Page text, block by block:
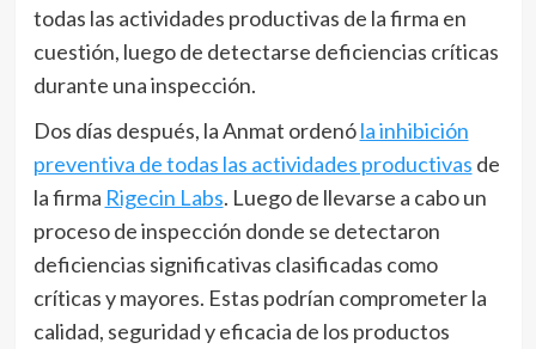
todas las actividades productivas de la firma en
cuestión, luego de detectarse deficiencias críticas
durante una inspección.
Dos días después, la Anmat ordenóla inhibición
preventiva de todas las actividades productivas de
la firma Rigecin Labs. Luego de llevarse a cabo un
proceso de inspección donde se detectaron
deficiencias significativas clasificadas como
críticas y mayores. Estas podrían comprometer la
calidad, seguridad y eficacia de los productos